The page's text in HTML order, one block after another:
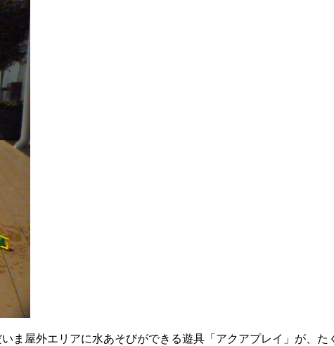
ま屋外エリアに水あそびができる遊具「アクアプレイ」が、た